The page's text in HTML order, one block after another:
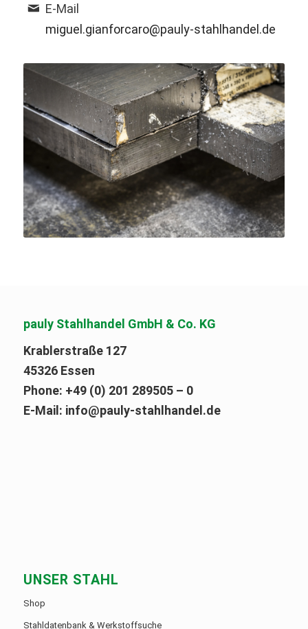
E-Mail
miguel.gianforcaro@pauly-stahlhandel.de
pauly Stahlhandel GmbH & Co. KG
Krablerstraße 127
45326 Essen
Phone: +49 (0) 201 289505 – 0
E-Mail: info@pauly-stahlhandel.de
UNSER STAHL
Shop
Stahldatenbank & Werkstoffsuche